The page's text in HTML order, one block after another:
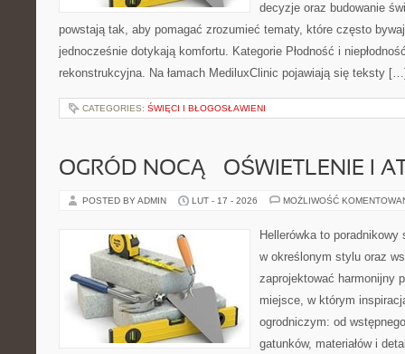
decyzje oraz budowanie
powstają tak, aby pomagać zrozumieć tematy, które często
jednocześnie dotykają komfortu. Kategorie Płodność i
rekonstrukcyjna. Na łamach MediluxClinic pojawiają się teksty
CATEGORIES: ŚWIĘCI I BŁOGOSŁAWIENI
OGRÓD NOCĄ – OŚWIETLENIE I
POSTED BY ADMIN LUT - 17 - 2026 MOŻLIWOŚĆ
Hellerówka to
w określonym stylu oraz
zaprojektować harmonijny
miejsce, w którym
ogrodniczym: od
gatunków, materiałów i